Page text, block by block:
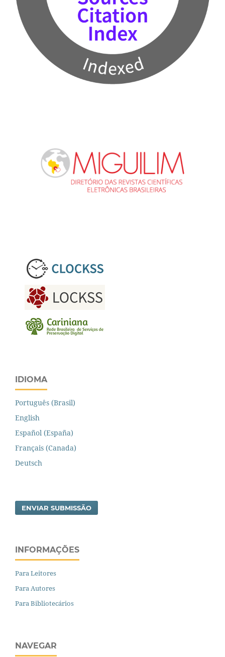
IDIOMA
Português (Brasil)
English
Español (España)
Français (Canada)
Deutsch
ENVIAR SUBMISSÃO
INFORMAÇÕES
Para Leitores
Para Autores
Para Bibliotecários
NAVEGAR